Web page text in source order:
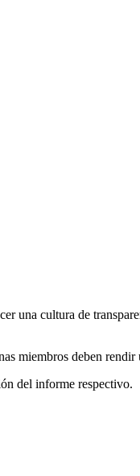
una cultura de
miembros deben
del informe respectivo.